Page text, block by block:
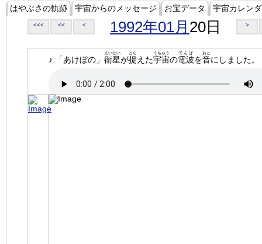
はやぶさの軌跡 宇宙からのメッセージ お宝データ 宇宙カレン
<<< << < 1992年01月 20日 >
♪ 「あけぼの」 衛星
えいせい
が捉
とら
えた宇宙
うちゅう
の電波
でんぱ
を音
おと
にしました。